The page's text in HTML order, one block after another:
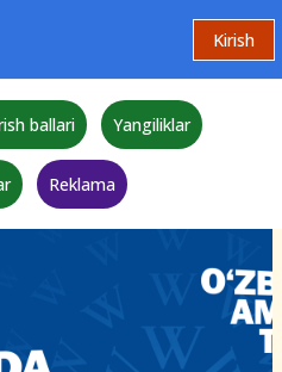
Kirish
ballari Yangiliklar
Reklama